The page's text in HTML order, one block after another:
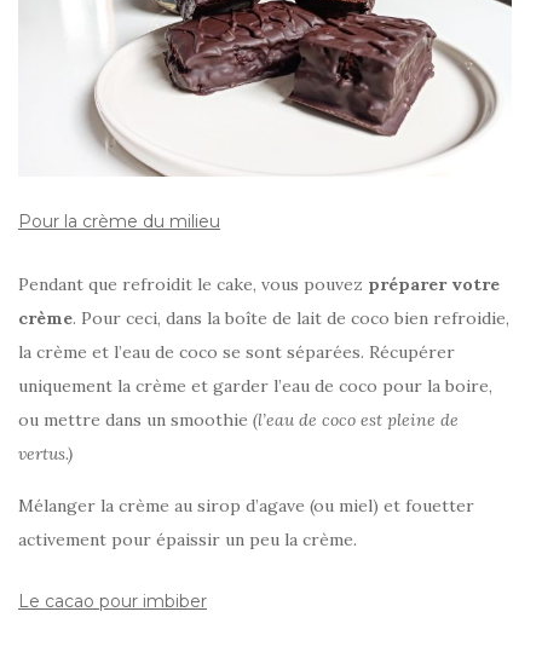
Pour la crème du milieu
Pendant que refroidit le cake, vous pouvez préparer votre
crème. Pour ceci, dans la boîte de lait de coco bien refroidie,
la crème et l’eau de coco se sont séparées. Récupérer
uniquement la crème et garder l’eau de coco pour la boire,
ou mettre dans un smoothie (l’eau de coco est pleine de
vertus.)
Mélanger la crème au sirop d’agave (ou miel) et fouetter
activement pour épaissir un peu la crème.
Le cacao pour imbiber